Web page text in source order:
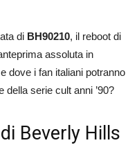
di BH90210, il reboot di
assoluta in
dove i fan italiani potranno
della serie cult anni ’90?
Beverly Hills